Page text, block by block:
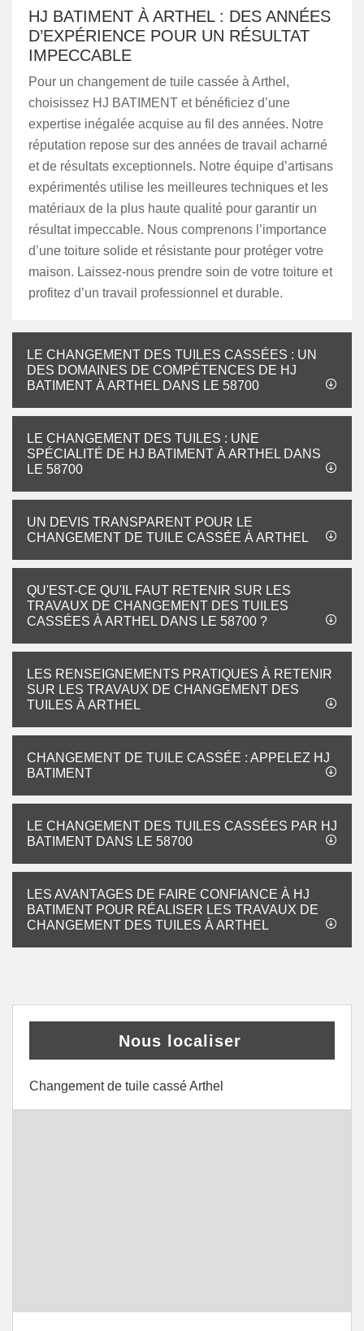
HJ BATIMENT À ARTHEL : DES ANNÉES
D’EXPÉRIENCE POUR UN RÉSULTAT
IMPECCABLE
Pour un changement de tuile cassée à Arthel,
choisissez HJ BATIMENT et bénéficiez d’une
expertise inégalée acquise au fil des années. Notre
réputation repose sur des années de travail acharné
et de résultats exceptionnels. Notre équipe d’artisans
expérimentés utilise les meilleures techniques et les
matériaux de la plus haute qualité pour garantir un
résultat impeccable. Nous comprenons l’importance
d’une toiture solide et résistante pour protéger votre
maison. Laissez-nous prendre soin de votre toiture et
profitez d’un travail professionnel et durable.
LE CHANGEMENT DES TUILES CASSÉES : UN
DES DOMAINES DE COMPÉTENCES DE HJ
BATIMENT À ARTHEL DANS LE 58700
LE CHANGEMENT DES TUILES : UNE
SPÉCIALITÉ DE HJ BATIMENT À ARTHEL DANS
LE 58700
UN DEVIS TRANSPARENT POUR LE
CHANGEMENT DE TUILE CASSÉE À ARTHEL
QU'EST-CE QU'IL FAUT RETENIR SUR LES
TRAVAUX DE CHANGEMENT DES TUILES
CASSÉES À ARTHEL DANS LE 58700 ?
LES RENSEIGNEMENTS PRATIQUES À RETENIR
SUR LES TRAVAUX DE CHANGEMENT DES
TUILES À ARTHEL
CHANGEMENT DE TUILE CASSÉE : APPELEZ HJ
BATIMENT
LE CHANGEMENT DES TUILES CASSÉES PAR HJ
BATIMENT DANS LE 58700
LES AVANTAGES DE FAIRE CONFIANCE À HJ
BATIMENT POUR RÉALISER LES TRAVAUX DE
CHANGEMENT DES TUILES À ARTHEL
Nous localiser
Changement de tuile cassé Arthel